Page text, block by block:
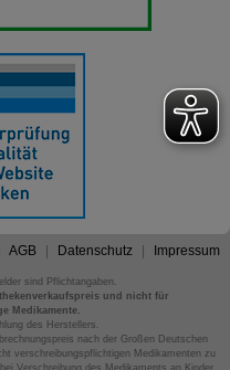
AGB Datenschutz Impressum
sind Pflichtangaben.
und nicht für
Medikamente.
des Herstellers.
nach der Großen Deutschen
verschreibungspflichtigen Medikamenten zu
Verschreibung des Medikaments an Kinder